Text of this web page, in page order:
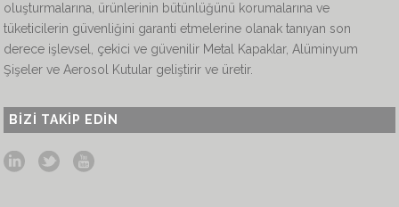
oluşturmalarına, ürünlerinin bütünlüğünü korumalarına ve
tüketicilerin güvenliğini garanti etmelerine olanak tanıyan son
derece işlevsel, çekici ve güvenilir Metal Kapaklar, Alüminyum
Şişeler ve Aerosol Kutular geliştirir ve üretir.
BIZI TAKIP EDIN